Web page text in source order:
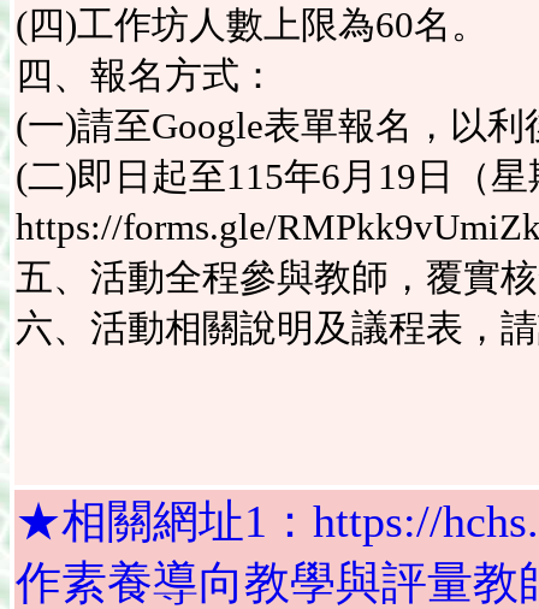
(四)工作坊人數上限為60名。
四、報名方式：
(一)請至Google表單報名，以
(二)即日起至115年6月19日（
https://forms.gle/
五、活動全程參與教師，覆實
六、活動相關說明及議程表，
★相關網址1：https://
作素養導向教學與評量教